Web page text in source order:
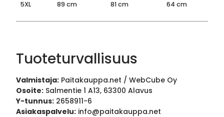
5XL
89 cm 81 cm 64 cm
Tuoteturvallisuus
Valmistaja: Paitakauppa.net / WebCube Oy
Osoite: Salmentie 1 A13, 63300 Alavus
Y-tunnus: 2658911-6
Asiakaspalvelu: info@paitakauppa.net